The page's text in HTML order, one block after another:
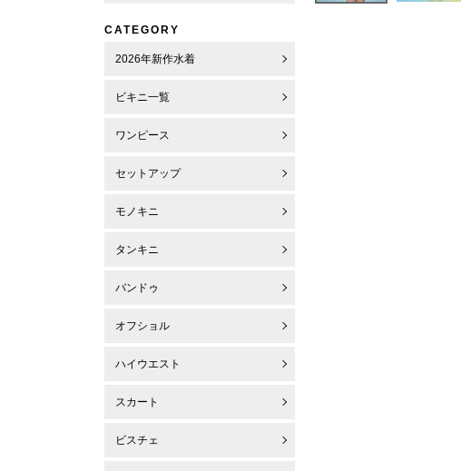
CATEGORY
2026年新作水着
ビキニ一覧
ワンピース
セットアップ
モノキニ
タンキニ
バンドゥ
オフショル
ハイウエスト
スカート
ビスチェ